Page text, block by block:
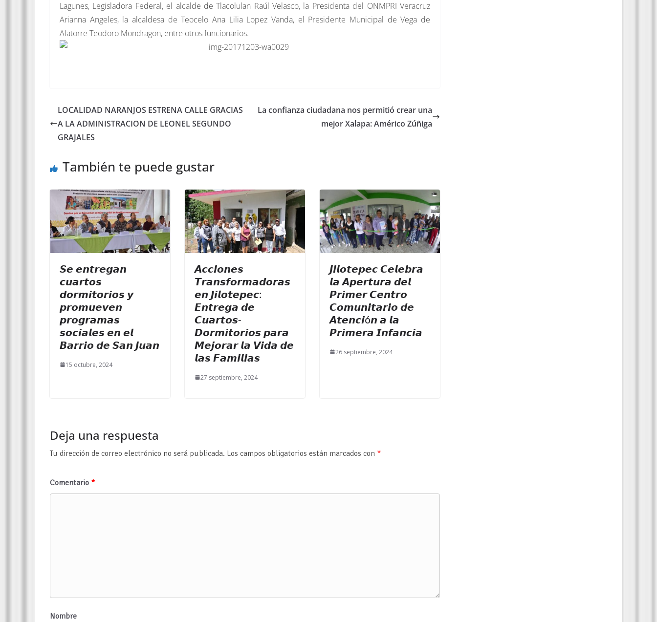
Lagunes, Legisladora Federal, el alcalde de Tlacolulan Raúl Velasco, la Presidenta del ONMPRI Veracruz
Arianna Angeles, la alcaldesa de Teocelo Ana Lilia Lopez Vanda, el Presidente Municipal de Vega de
Alatorre Teodoro Mondragon, entre otros funcionarios.
LOCALIDAD NARANJOS ESTRENA CALLE GRACIAS
A LA ADMINISTRACION DE LEONEL SEGUNDO
GRAJALES
La confianza ciudadana nos permitió crear una
mejor Xalapa: Américo Zúñiga
También te puede gustar
𝙎𝙚 𝙚𝙣𝙩𝙧𝙚𝙜𝙖𝙣
𝙘𝙪𝙖𝙧𝙩𝙤𝙨
𝙙𝙤𝙧𝙢𝙞𝙩𝙤𝙧𝙞𝙤𝙨 𝙮
𝙥𝙧𝙤𝙢𝙪𝙚𝙫𝙚𝙣
𝙥𝙧𝙤𝙜𝙧𝙖𝙢𝙖𝙨
𝙨𝙤𝙘𝙞𝙖𝙡𝙚𝙨 𝙚𝙣 𝙚𝙡
𝘽𝙖𝙧𝙧𝙞𝙤 𝙙𝙚 𝙎𝙖𝙣 𝙅𝙪𝙖𝙣
15 octubre, 2024
𝘼𝙘𝙘𝙞𝙤𝙣𝙚𝙨
𝙏𝙧𝙖𝙣𝙨𝙛𝙤𝙧𝙢𝙖𝙙𝙤𝙧𝙖𝙨
𝙚𝙣 𝙅𝙞𝙡𝙤𝙩𝙚𝙥𝙚𝙘:
𝙀𝙣𝙩𝙧𝙚𝙜𝙖 𝙙𝙚
𝘾𝙪𝙖𝙧𝙩𝙤𝙨-
𝘿𝙤𝙧𝙢𝙞𝙩𝙤𝙧𝙞𝙤𝙨 𝙥𝙖𝙧𝙖
𝙈𝙚𝙟𝙤𝙧𝙖𝙧 𝙡𝙖 𝙑𝙞𝙙𝙖 𝙙𝙚
𝙡𝙖𝙨 𝙁𝙖𝙢𝙞𝙡𝙞𝙖𝙨
27 septiembre, 2024
𝙅𝙞𝙡𝙤𝙩𝙚𝙥𝙚𝙘 𝘾𝙚𝙡𝙚𝙗𝙧𝙖
𝙡𝙖 𝘼𝙥𝙚𝙧𝙩𝙪𝙧𝙖 𝙙𝙚𝙡
𝙋𝙧𝙞𝙢𝙚𝙧 𝘾𝙚𝙣𝙩𝙧𝙤
𝘾𝙤𝙢𝙪𝙣𝙞𝙩𝙖𝙧𝙞𝙤 𝙙𝙚
𝘼𝙩𝙚𝙣𝙘𝙞ó𝙣 𝙖 𝙡𝙖
𝙋𝙧𝙞𝙢𝙚𝙧𝙖 𝙄𝙣𝙛𝙖𝙣𝙘𝙞𝙖
26 septiembre, 2024
Deja una respuesta
Tu dirección de correo electrónico no será publicada. Los campos obligatorios están marcados con *
Comentario *
Nombre